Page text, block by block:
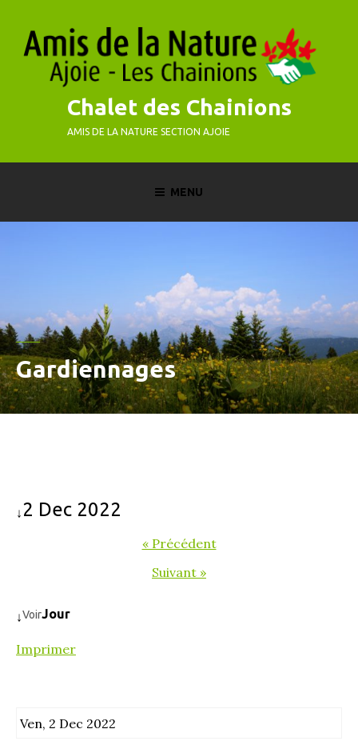
content
Chalet des Chainions
AMIS DE LA NATURE SECTION AJOIE
MENU
Gardiennages
↓ 2 Dec 2022
« Précédent
Suivant »
↓VoirJour
Imprimer
Ven, 2 Dec 2022